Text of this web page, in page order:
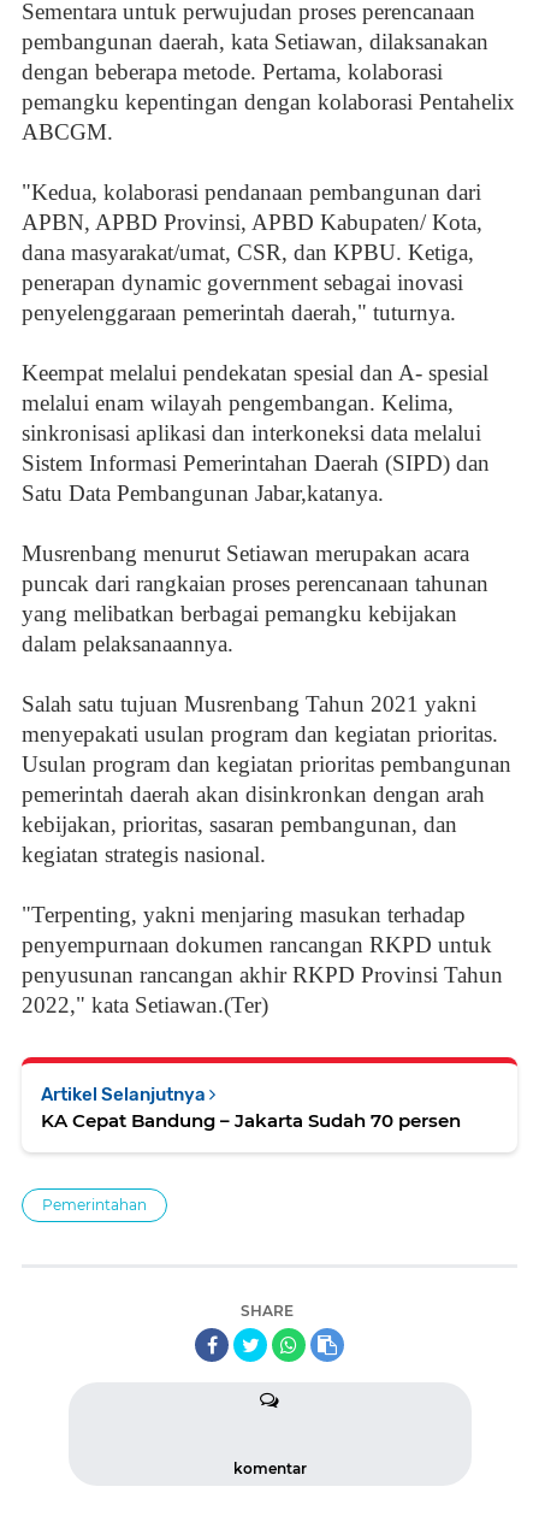
Sementara untuk perwujudan proses perencanaan
pembangunan daerah, kata Setiawan, dilaksanakan
dengan beberapa metode. Pertama, kolaborasi
pemangku kepentingan dengan kolaborasi Pentahelix
ABCGM.
"Kedua, kolaborasi pendanaan pembangunan dari
APBN, APBD Provinsi, APBD Kabupaten/ Kota,
dana masyarakat/umat, CSR, dan KPBU. Ketiga,
penerapan dynamic government sebagai inovasi
penyelenggaraan pemerintah daerah," tuturnya.
Keempat melalui pendekatan spesial dan A- spesial
melalui enam wilayah pengembangan. Kelima,
sinkronisasi aplikasi dan interkoneksi data melalui
Sistem Informasi Pemerintahan Daerah (SIPD) dan
Satu Data Pembangunan Jabar,katanya.
Musrenbang menurut Setiawan merupakan acara
puncak dari rangkaian proses perencanaan tahunan
yang melibatkan berbagai pemangku kebijakan
dalam pelaksanaannya.
Salah satu tujuan Musrenbang Tahun 2021 yakni
menyepakati usulan program dan kegiatan prioritas.
Usulan program dan kegiatan prioritas pembangunan
pemerintah daerah akan disinkronkan dengan arah
kebijakan, prioritas, sasaran pembangunan, dan
kegiatan strategis nasional.
"Terpenting, yakni menjaring masukan terhadap
penyempurnaan dokumen rancangan RKPD untuk
penyusunan rancangan akhir RKPD Provinsi Tahun
2022," kata Setiawan.(Ter)
Artikel Selanjutnya
KA Cepat Bandung – Jakarta Sudah 70 persen
Pemerintahan
SHARE
komentar